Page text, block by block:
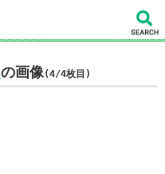
の画像(4/4枚目)